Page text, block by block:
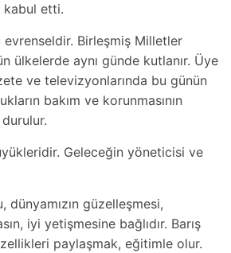
kabul etti.
evrenseldir. Birleşmiş Milletler
ülkelerde aynı günde kutlanır. Üye
ve televizyonlarında bu günün
bakım ve korunmasının
Geleceğin yöneticisi ve
dünyamızın güzelleşmesi,
iyi yetişmesine bağlıdır. Barış
paylaşmak, eğitimle olur.